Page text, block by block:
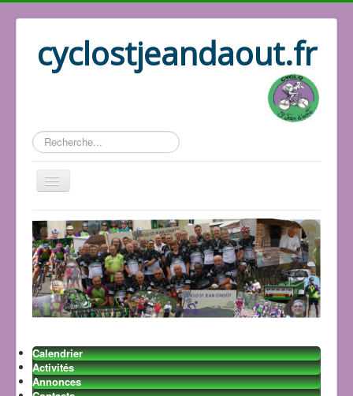
cyclostjeandaout.fr
Rechercher
Organisation
Qui sommes nous
Le bureau
Les circuits
Les adhérents
Les GPS
Calendrier
Activités
Annonces